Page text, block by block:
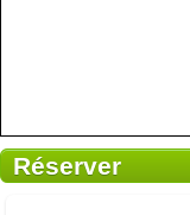
Réserver